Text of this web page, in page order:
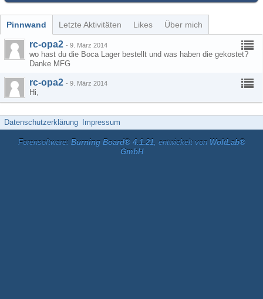
Pinnwand Letzte Aktivitäten Likes Über mich
rc-opa2 - 9. März 2014
wo hast du die Boca Lager bestellt und was haben die gekostet?
Danke MFG
rc-opa2 - 9. März 2014
Hi,
Datenschutzerklärung Impressum
Forensoftware: Burning Board® 4.1.21, entwickelt von WoltLab®
GmbH